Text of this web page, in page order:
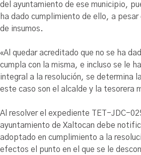
del ayuntamiento de ese municipio,
ha dado cumplimiento de ello, a pesar
de insumos.
«Al quedar acreditado que no se ha
cumpla con la misma, e incluso se le
integral a la resolución, se determina
este caso son el alcalde y la tesorera
Al resolver el expediente TET-JDC-
ayuntamiento de Xaltocan debe
adoptado en cumplimiento a la
efectos el punto en el que se le